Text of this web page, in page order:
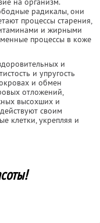
радикалы, они
процессы старения,
и жирными
процессы в коже
и
и упругость
и обмен
отложений,
высохших и
своим
клетки, укрепляя и